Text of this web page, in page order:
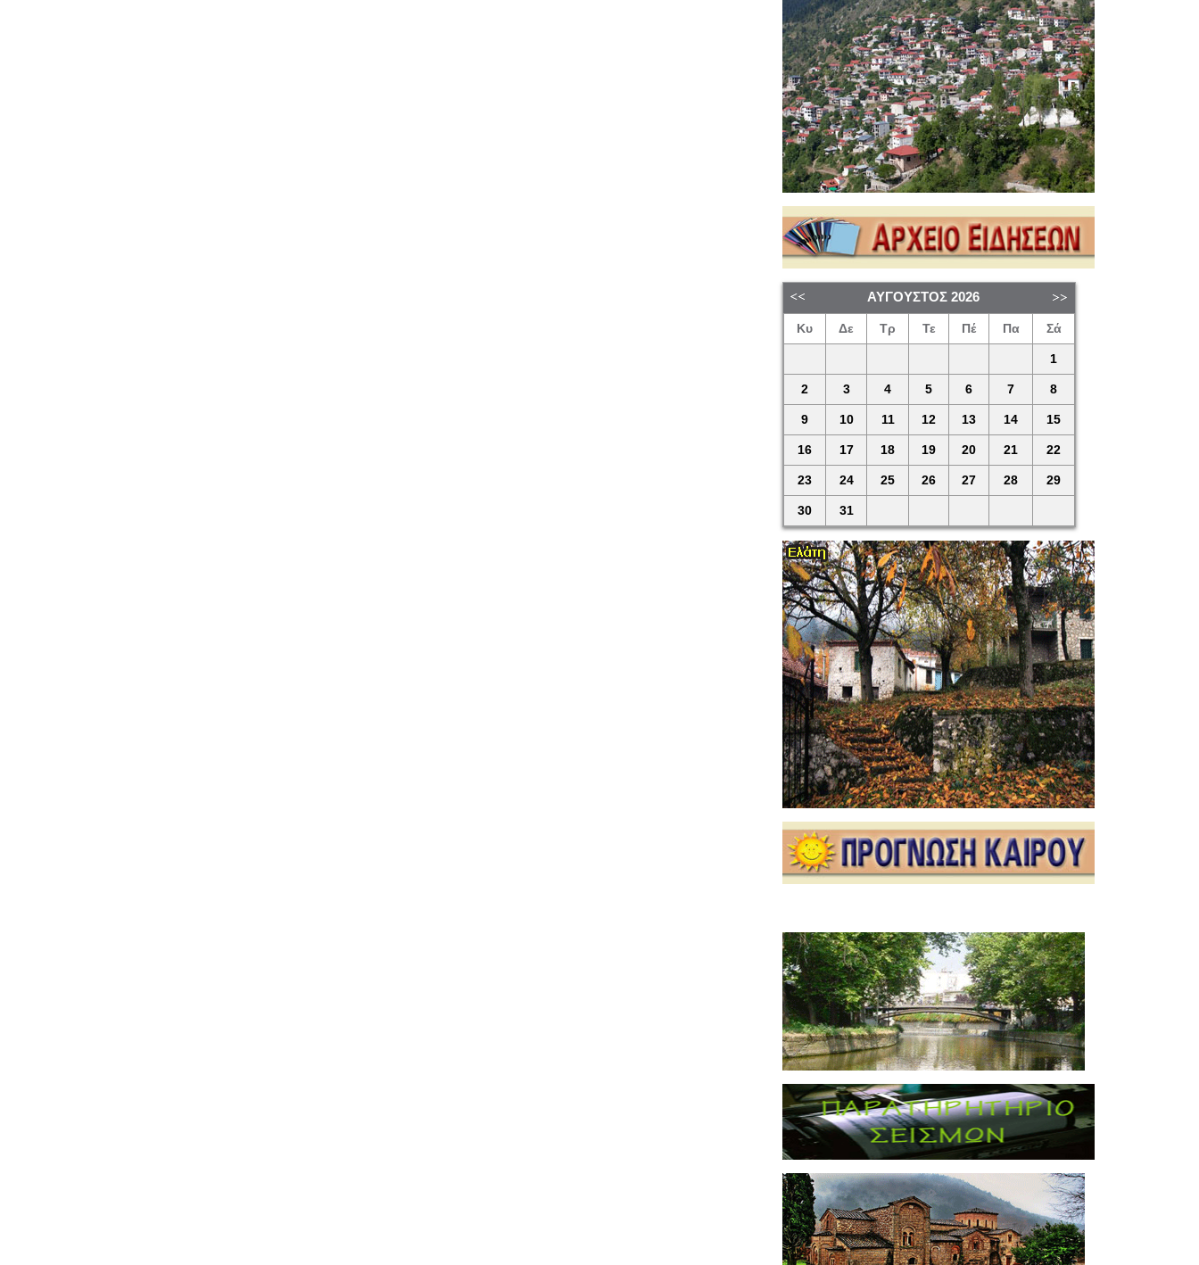
ΑΎΓΟΥΣΤΟΣ 2026
Κυ Δε Τρ Τε Πέ Πα Σά
1
2 3 4 5 6 7 8
9 10 11 12 13 14 15
16 17 18 19 20 21 22
23 24 25 26 27 28 29
30 31